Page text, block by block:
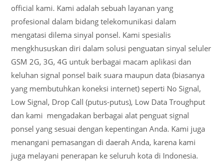
official kami. Kami adalah sebuah layanan yang
profesional dalam bidang telekomunikasi dalam
mengatasi dilema sinyal ponsel. Kami spesialis
mengkhususkan diri dalam solusi penguatan sinyal seluler
GSM 2G, 3G, 4G untuk berbagai macam aplikasi dan
keluhan signal ponsel baik suara maupun data (biasanya
yang membutuhkan koneksi internet) seperti No Signal,
Low Signal, Drop Call (putus-putus), Low Data Troughput
dan kami mengadakan berbagai alat penguat signal
ponsel yang sesuai dengan kepentingan Anda. Kami juga
menangani pemasangan di daerah Anda, karena kami
juga melayani penerapan ke seluruh kota di Indonesia.